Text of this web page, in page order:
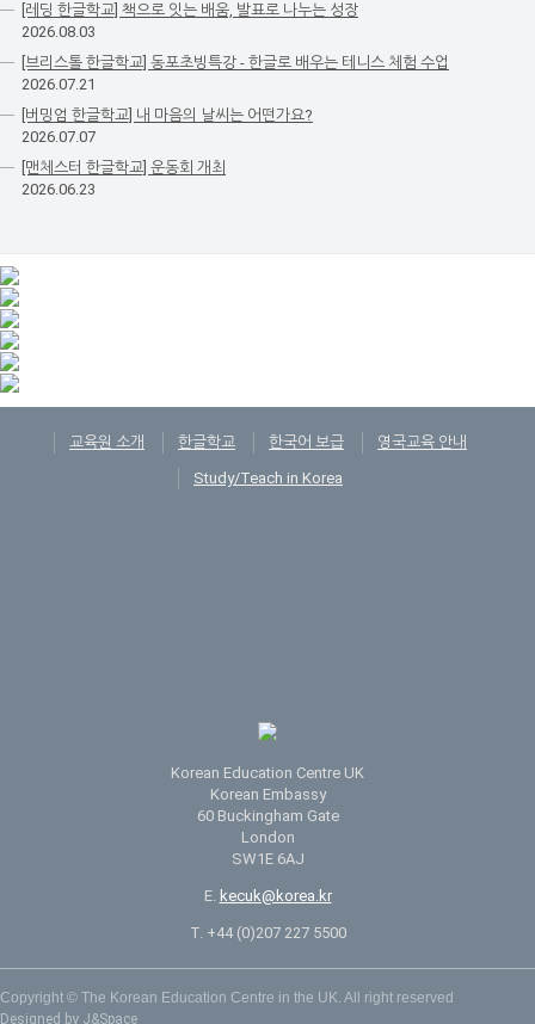
[레딩 한글학교] 책으로 잇는 배움, 발표로 나누는 성장
2026.08.03
[브리스톨 한글학교] 동포초빙특강 - 한글로 배우는 테니스 체험 수업
2026.07.21
[버밍엄 한글학교] 내 마음의 날씨는 어떤가요?
2026.07.07
[맨체스터 한글학교] 운동회 개최
2026.06.23
교육원 소개 한글학교 한국어 보급
영국교육 안내
Study/Teach in Korea
Korean Education Centre UK
Korean Embassy
60 Buckingham Gate
London
SW1E 6AJ
E. kecuk@korea.kr
T. +44 (0)207 227 5500
Copyright © The Korean Education Centre in the UK. All right reserved
Designed by J&Space